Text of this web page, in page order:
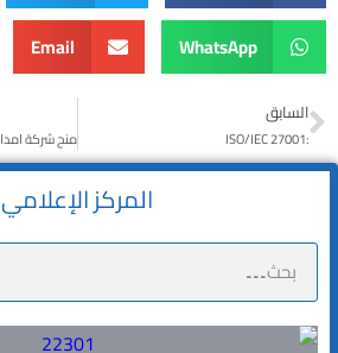
WhatsApp
Email
السابق
:ISO/IEC 27001
المركز الإعلامي